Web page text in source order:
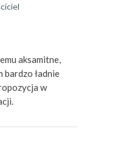
aksamitne,
bardzo ładnie
w